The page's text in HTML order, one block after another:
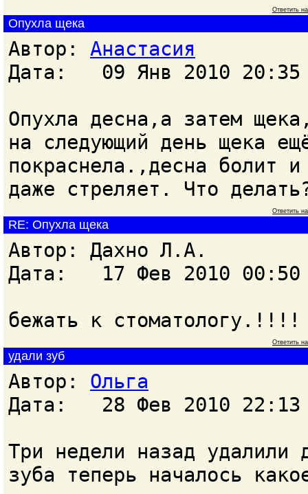
Ответить
Опухла щека
Автор: Анастасия
Дата: 09 Янв 2010 20:35
Опухла десна,а затем
на следующий день щека
покраснела.,десна болит и
даже стреляет. Что
Ответить
RE: Опухла щека
Автор: Дахно Л.А.
Дата: 17 Фев 2010 00:50
бежать к стоматологу.!!!!
Ответить
удали зуб
Автор: Ольга
Дата: 28 Фев 2010 22:13
Три недели назад удалили
зуба теперь началось